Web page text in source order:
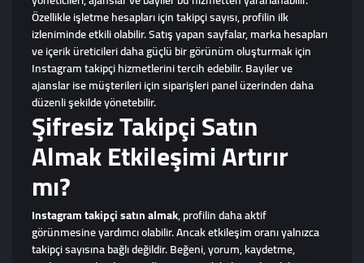
Özellikle işletme hesapları için takipçi sayısı, profilin ilk
izleniminde etkili olabilir. Satış yapan sayfalar, marka hesapları
ve içerik üreticileri daha güçlü bir görünüm oluşturmak için
Instagram takipçi hizmetlerini tercih edebilir. Bayiler ve
ajanslar ise müşterileri için siparişleri panel üzerinden daha
düzenli şekilde yönetebilir.
Şifresiz Takipçi Satın
Almak Etkileşimi Artırır
mı?
Instagram takipçi satın almak, profilin daha aktif
görünmesine yardımcı olabilir. Ancak etkileşim oranı yalnızca
takipçi sayısına bağlı değildir. Beğeni, yorum, kaydetme,